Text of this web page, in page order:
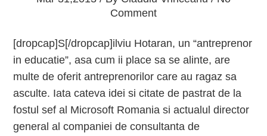
Comment
[dropcap]S[/dropcap]ilviu Hotaran, un “antreprenor
in educatie”, asa cum ii place sa se alinte, are
multe de oferit antreprenorilor care au ragaz sa
asculte. Iata cateva idei si citate de pastrat de la
fostul sef al Microsoft Romania si actualul director
general al companiei de consultanta de